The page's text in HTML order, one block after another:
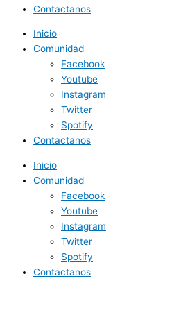
Contactanos
Inicio
Comunidad
Facebook
Youtube
Instagram
Twitter
Spotify
Contactanos
Inicio
Comunidad
Facebook
Youtube
Instagram
Twitter
Spotify
Contactanos